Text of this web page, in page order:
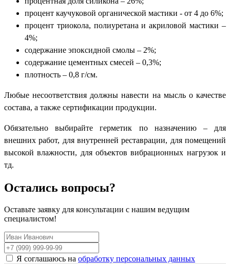
процент каучуковой органической мастики - от 4 до 6%;
процент триокола, полиуретана и акриловой мастики –
4%;
содержание эпоксидной смолы – 2%;
содержание цементных смесей – 0,3%;
плотность – 0,8 г/см.
Любые несоответствия должны навести на мысль о качестве
состава, а также сертификации продукции.
Обязательно выбирайте герметик по назначению – для
внешних работ, для внутренней реставрации, для помещений
высокой влажности, для объектов вибрационных нагрузок и
тд.
Остались вопросы?
Оставьте заявку для консультации с нашим ведущим
специалистом!
Я соглашаюсь на обработку персональных данных